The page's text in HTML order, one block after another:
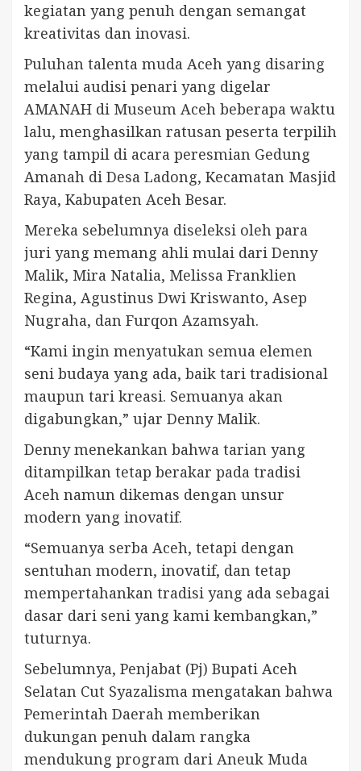
kegiatan yang penuh dengan semangat
kreativitas dan inovasi.
Puluhan talenta muda Aceh yang disaring
melalui audisi penari yang digelar
AMANAH di Museum Aceh beberapa waktu
lalu, menghasilkan ratusan peserta terpilih
yang tampil di acara peresmian Gedung
Amanah di Desa Ladong, Kecamatan Masjid
Raya, Kabupaten Aceh Besar.
Mereka sebelumnya diseleksi oleh para
juri yang memang ahli mulai dari Denny
Malik, Mira Natalia, Melissa Franklien
Regina, Agustinus Dwi Kriswanto, Asep
Nugraha, dan Furqon Azamsyah.
“Kami ingin menyatukan semua elemen
seni budaya yang ada, baik tari tradisional
maupun tari kreasi. Semuanya akan
digabungkan,” ujar Denny Malik.
Denny menekankan bahwa tarian yang
ditampilkan tetap berakar pada tradisi
Aceh namun dikemas dengan unsur
modern yang inovatif.
“Semuanya serba Aceh, tetapi dengan
sentuhan modern, inovatif, dan tetap
mempertahankan tradisi yang ada sebagai
dasar dari seni yang kami kembangkan,”
tuturnya.
Sebelumnya, Penjabat (Pj) Bupati Aceh
Selatan Cut Syazalisma mengatakan bahwa
Pemerintah Daerah memberikan
dukungan penuh dalam rangka
mendukung program dari Aneuk Muda